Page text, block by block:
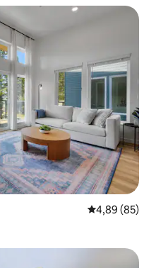
4,89 de uma
4,89 (85)